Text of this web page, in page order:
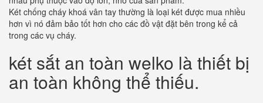
Két chống cháy khoá vân tay thường là loại két được mua nhiều
hơn vì nó đảm bảo tốt hơn cho các đồ vật đặt bên trong kể cả
trong các vụ cháy.
két sắt an toàn welko là thiết bị
an toàn không thể thiếu.